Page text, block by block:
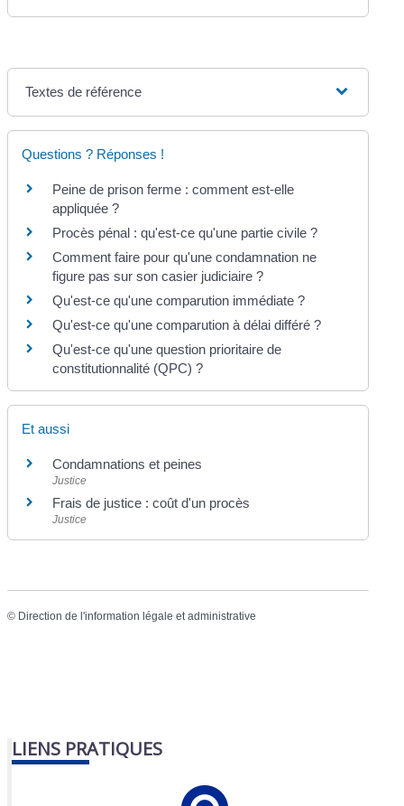
Textes de référence
Questions ? Réponses !
Peine de prison ferme : comment est-elle
appliquée ?
Procès pénal : qu'est-ce qu'une partie civile ?
Comment faire pour qu'une condamnation ne
figure pas sur son casier judiciaire ?
Qu'est-ce qu'une comparution immédiate ?
Qu'est-ce qu'une comparution à délai différé ?
Qu'est-ce qu'une question prioritaire de
constitutionnalité (QPC) ?
Et aussi
Condamnations et peines
Justice
Frais de justice : coût d'un procès
Justice
© Direction de l'information légale et administrative
LIENS PRATIQUES